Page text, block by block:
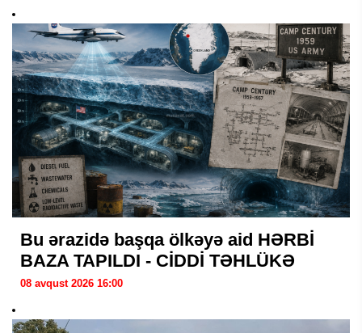
Bu ərazidə başqa ölkəyə aid HƏRBİ
BAZA TAPILDI - CİDDİ TƏHLÜKƏ
08 avqust 2026 16:00